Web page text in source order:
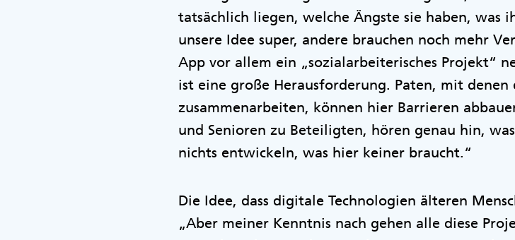
tatsächlich liegen, welche Ängste sie haben, was
unsere Idee super, andere brauchen noch mehr
App vor allem ein „sozialarbeiterisches Projekt“
ist eine große Herausforderung. Paten, mit denen
zusammenarbeiten, können hier Barrieren
und Senioren zu Beteiligten, hören genau hin,
nichts entwickeln, was hier keiner braucht.“
Die Idee, dass digitale Technologien älteren
„Aber meiner Kenntnis nach gehen alle diese